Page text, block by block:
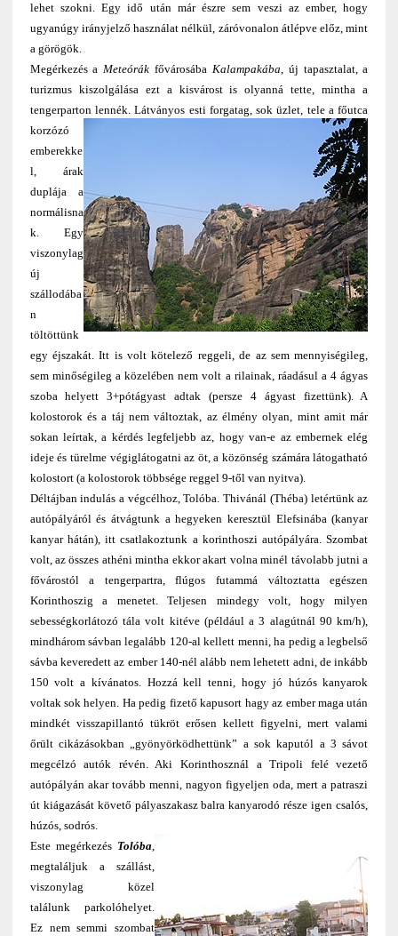
lehet szokni. Egy idő után már észre sem veszi az ember, hogy
ugyanúgy irányjelző használat nélkül, záróvonalon átlépve előz, mint
a görögök.
Megérkezés a Meteórák fővárosába Kalampakába, új tapasztalat, a
turizmus kiszolgálása ezt a kisvárost is olyanná tette, mintha a
tengerparton lennék.Látványos esti forgatag, sok üzlet, tele a főutca
korzózó
emberekke
l, árak
duplája a
normálisna
k. Egy
viszonylag
új
szállodába
n
töltöttünk
egy éjszakát. Itt is volt kötelező reggeli, de az sem mennyiségileg,
sem minőségileg a közelében nem volt a rilainak, ráadásul a 4 ágyas
szoba helyett 3+pótágyast adtak (persze 4 ágyast fizettünk). A
kolostorok és a táj nem változtak, az élmény olyan, mint amit már
sokan leírtak, a kérdés legfeljebb az, hogy van-e az embernek elég
ideje és türelme végiglátogatni az öt, a közönség számára látogatható
kolostort (a kolostorok többsége reggel 9-től van nyitva).
Déltájban indulás a végcélhoz, Tolóba. Thivánál (Théba) letértünk az
autópályáról és átvágtunk a hegyeken keresztül Elefsinába (kanyar
kanyar hátán), itt csatlakoztunk a korinthoszi autópályára. Szombat
volt, az összes athéni mintha ekkor akart volna minél távolabb jutni a
fővárostól a tengerpartra, flúgos futammá változtatta egészen
Korinthoszig a menetet. Teljesen mindegy volt, hogy milyen
sebességkorlátozó tála volt kitéve (például a 3 alagútnál 90 km/h),
mindhárom sávban legalább 120-al kellett menni, ha pedig a legbelső
sávba keveredett az ember 140-nél alább nem lehetett adni, de inkább
150 volt a kívánatos. Hozzá kell tenni, hogy jó húzós kanyarok
voltak sok helyen. Ha pedig fizető kapusort hagy az ember maga után
mindkét visszapillantó tükröt erősen kellett figyelni, mert valami
őrült cikázásokban „gyönyörködhettünk” a sok kaputól a 3 sávot
megcélzó autók révén. Aki Korinthosznál a Tripoli felé vezető
autópályán akar tovább menni, nagyon figyeljen oda, mert a patraszi
út kiágazását követő pályaszakasz balra kanyarodó része igen csalós,
húzós, sodrós.
Este megérkezés Tolóba,
megtaláljuk a szállást,
viszonylag közel
találunk parkolóhelyet.
Ez nem semmi szombat